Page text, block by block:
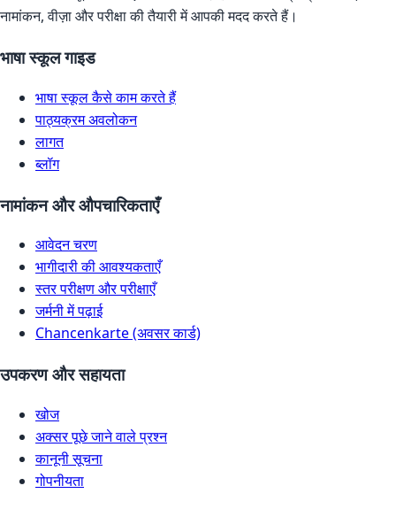
नामांकन, वीज़ा और परीक्षा की तैयारी में आपकी मदद करते हैं।
भाषा स्कूल गाइड
भाषा स्कूल कैसे काम करते हैं
पाठ्यक्रम अवलोकन
लागत
ब्लॉग
नामांकन और औपचारिकताएँ
आवेदन चरण
भागीदारी की आवश्यकताएँ
स्तर परीक्षण और परीक्षाएँ
जर्मनी में पढ़ाई
Chancenkarte (अवसर कार्ड)
उपकरण और सहायता
खोज
अक्सर पूछे जाने वाले प्रश्न
कानूनी सूचना
गोपनीयता